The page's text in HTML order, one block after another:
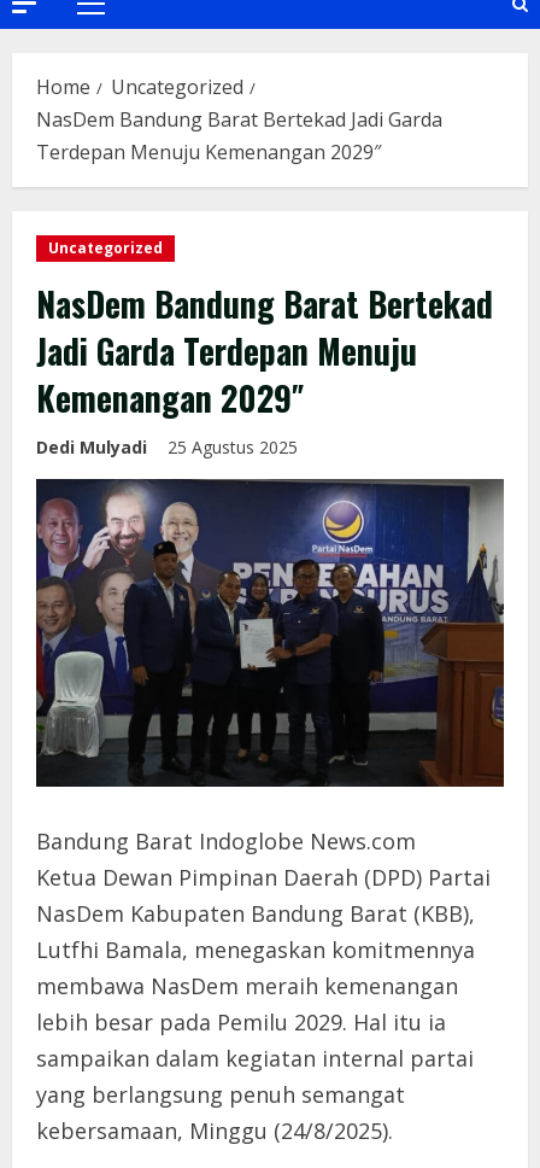
Primary
Home
Uncategorized
NasDem Bandung Barat Bertekad Jadi Garda
Terdepan Menuju Kemenangan 2029″
Uncategorized
NasDem Bandung Barat Bertekad
Jadi Garda Terdepan Menuju
Kemenangan 2029″
Dedi Mulyadi 25 Agustus 2025
Bandung Barat Indoglobe News.com
Ketua Dewan Pimpinan Daerah (DPD) Partai
NasDem Kabupaten Bandung Barat (KBB),
Lutfhi Bamala, menegaskan komitmennya
membawa NasDem meraih kemenangan
lebih besar pada Pemilu 2029. Hal itu ia
sampaikan dalam kegiatan internal partai
yang berlangsung penuh semangat
kebersamaan, Minggu (24/8/2025).